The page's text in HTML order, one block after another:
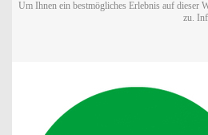
Um Ihnen ein bestmögliches Erlebnis auf dieser
zu.